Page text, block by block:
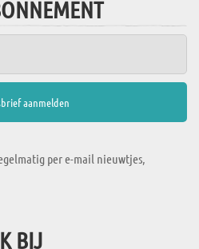
per e-mail nieuwtjes,
BIJ